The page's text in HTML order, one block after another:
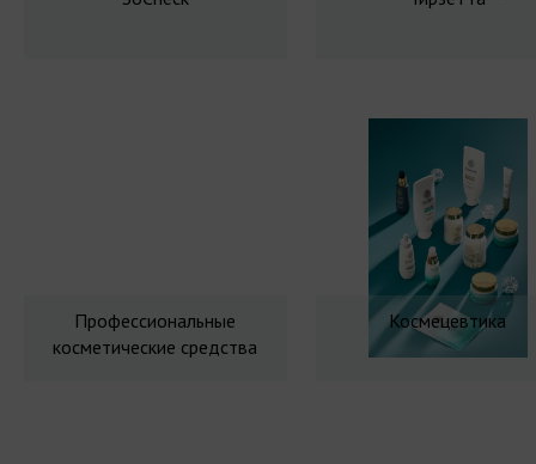
Профессиональные
косметические средства
Космецевтика